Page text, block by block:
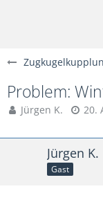
Problem:
Jürgen K. 20.
Jürgen K.
Gast